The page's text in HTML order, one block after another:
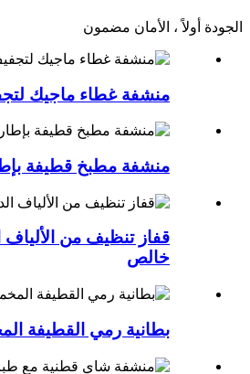
الجودة أولاً ، الأمان مضمون
منشفة غطاء ماجيك
منشفة مطبخ قطيفة
قفاز تنظيف من الألياف
خالص
بطانية رمي القطيفة